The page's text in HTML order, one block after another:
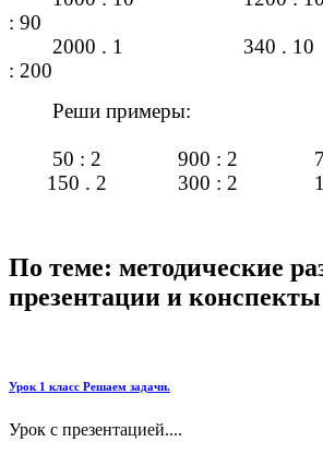
: 90
2000 . 1 340 .
: 200
Реши примеры:
50 : 2 900 : 2 70
150 . 2 300 : 2
По теме: методические
презентации и конспекты
Урок 1 класс Решаем задачи.
Урок с презентацией....